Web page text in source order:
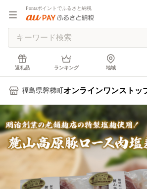
Pontaポイントでふるさと納税
返礼品 ランキング 地域
福島県磐梯町 オンラインワンストッ